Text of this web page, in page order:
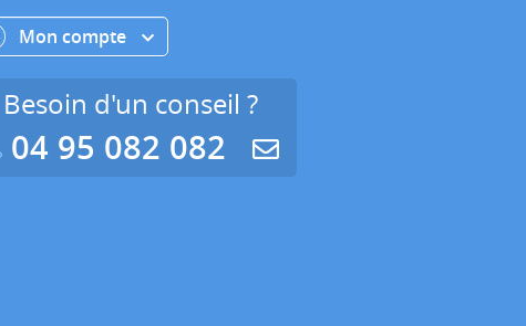
Mon compte
Besoin d'un conseil ?
04 95 082 082